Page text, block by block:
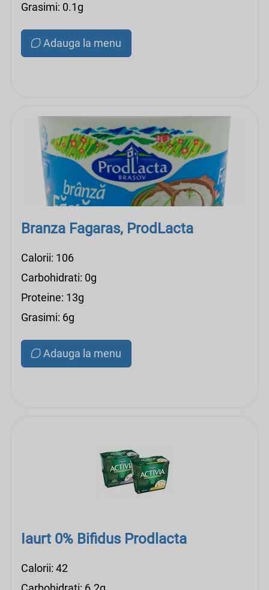
Grasimi: 0.1g
Adauga la menu
Branza Fagaras, ProdLacta
Calorii: 106
Carbohidrati: 0g
Proteine: 13g
Grasimi: 6g
Adauga la menu
Iaurt 0% Bifidus Prodlacta
Calorii: 42